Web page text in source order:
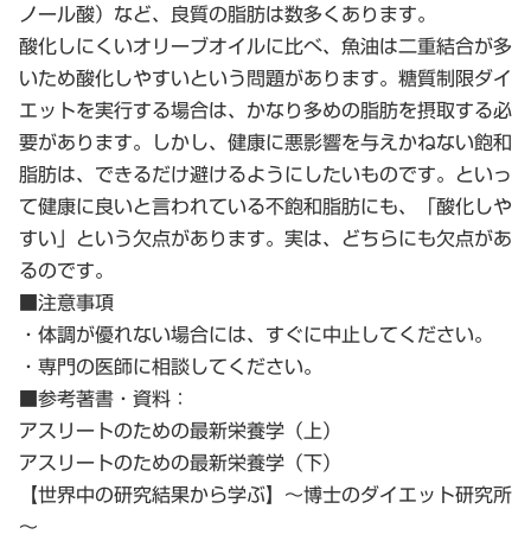
ノール酸）など、良質の脂肪は数多くあります。
酸化しにくいオリーブオイルに比べ、魚油は二重結合が多
いため酸化しやすいという問題があります。糖質制限ダイ
エットを実行する場合は、かなり多めの脂肪を摂取する必
要があります。しかし、健康に悪影響を与えかねない飽和
脂肪は、できるだけ避けるようにしたいものです。といっ
て健康に良いと言われている不飽和脂肪にも、「酸化しや
すい」という欠点があります。実は、どちらにも欠点があ
るのです。
■注意事項
・体調が優れない場合には、すぐに中止してください。
・専門の医師に相談してください。
■参考著書・資料：
アスリートのための最新栄養学（上）
アスリートのための最新栄養学（下）
【世界中の研究結果から学ぶ】～博士のダイエット研究所
～